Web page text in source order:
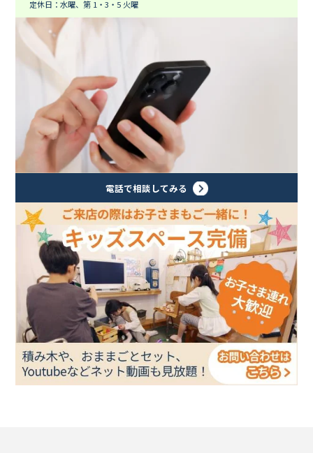
定休日：水曜、第 1・3・5 火曜
電話で相談してみる